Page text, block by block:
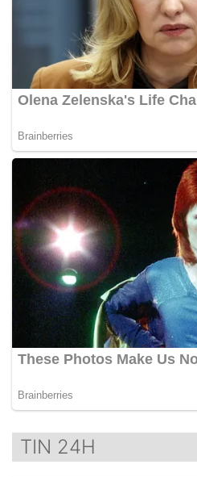
TIN 24H